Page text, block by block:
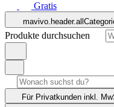
Gratis
Produkte durchsuchen
Für Privatkunden inkl.